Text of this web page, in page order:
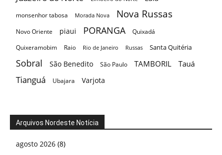
monsenhor tabosa Morada Nova Nova Russas
Novo Oriente piaui PORANGA
Quixadá
Quixeramobim
Raio Rio de Janeiro Russas Santa Quitéria
Sobral São Benedito São Paulo TAMBORIL Tauá
Tianguá Ubajara Varjota
Arquivos Nordeste Notícia
agosto 2026 (8)